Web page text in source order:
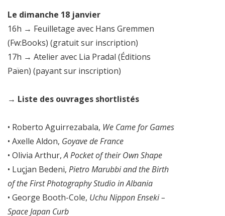
Le dimanche 18 janvier
16h → Feuilletage avec Hans Gremmen
(Fw:Books) (gratuit sur inscription)
17h → Atelier avec Lia Pradal (Éditions
Païen) (payant sur inscription)
→ Liste des ouvrages shortlistés
• Roberto Aguirrezabala, We Came for Games
• Axelle Aldon, Goyave de France
• Olivia Arthur,A Pocket of their Own Shape
• Luçjan Bedeni, Pietro Marubbi and the Birth
of the First Photography Studio in Albania
• George Booth-Cole, Uchu Nippon Enseki –
Space Japan Curb